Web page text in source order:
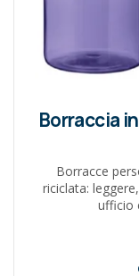
Borraccia
Borracce
riciclata:
ufficio